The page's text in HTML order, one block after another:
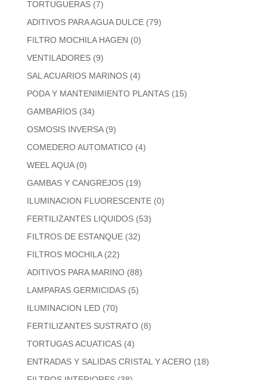
TORTUGUERAS (7)
ADITIVOS PARA AGUA DULCE (79)
FILTRO MOCHILA HAGEN (0)
VENTILADORES (9)
SAL ACUARIOS MARINOS (4)
PODA Y MANTENIMIENTO PLANTAS (15)
GAMBARIOS (34)
OSMOSIS INVERSA (9)
COMEDERO AUTOMATICO (4)
WEEL AQUA (0)
GAMBAS Y CANGREJOS (19)
ILUMINACION FLUORESCENTE (0)
FERTILIZANTES LIQUIDOS (53)
FILTROS DE ESTANQUE (32)
FILTROS MOCHILA (22)
ADITIVOS PARA MARINO (88)
LAMPARAS GERMICIDAS (5)
ILUMINACION LED (70)
FERTILIZANTES SUSTRATO (8)
TORTUGAS ACUATICAS (4)
ENTRADAS Y SALIDAS CRISTAL Y ACERO (18)